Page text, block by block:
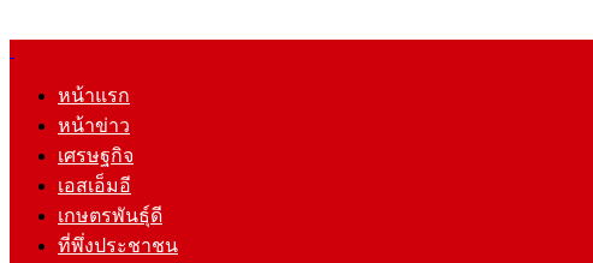
หน้าแรก
หน้าข่าว
เศรษฐกิจ
เอสเอ็มอี
เกษตรพันธุ์ดี
ที่พึ่งประชาชน